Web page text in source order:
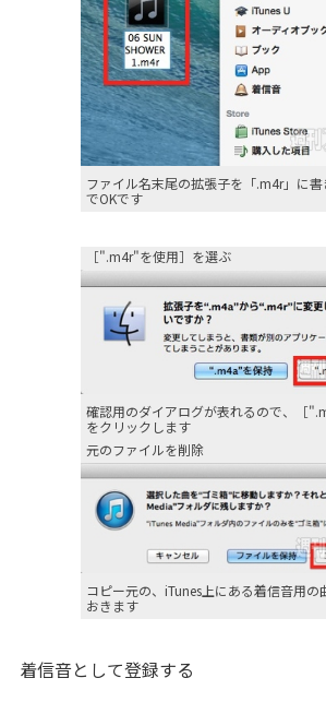
ファイル名末尾の拡張子を「.m4r」に
でOKです
［".m4r"を使用］を選ぶ
確認用のダイアログが表れるので、［
をクリックします
元のファイルを削除
コピー元の、iTunes上にある着信音用の
おきます
着信音として登録する